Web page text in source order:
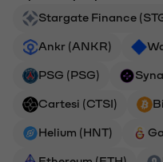
Stargate Finance
Ankr (ANKR)
PSG (PSG)
Cartesi (CTSI)
Helium (HNT)